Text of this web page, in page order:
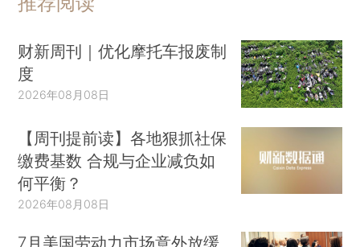
财新周刊｜优化摩托车报废制
度
2026年08月08日
【周刊提前读】各地狠抓社保
缴费基数 合规与企业减负如
何平衡？
2026年08月08日
7月美国劳动力市场意外放缓